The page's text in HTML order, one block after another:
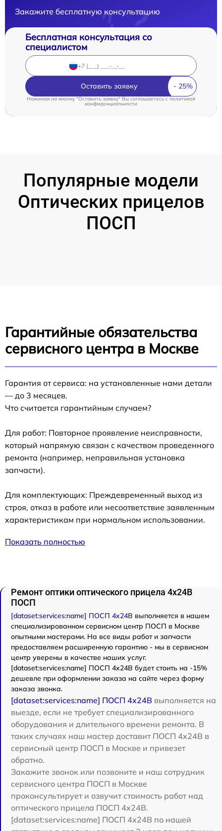
Закажите бесплатную консультацию
Бесплатная консультация со
специалистом
Оставить заявку
Нажимая на кнопку "Оставить заявку" Вы соглашаетесь c политикой
конфиденциальности
Популярные модели
Оптических прицелов
ПОСП
Гарантийные обязательства
сервисного центра в Москве
Гарантия от сервиса: на установленные нами детали
— до 3 месяцев.
Что считается гарантийным случаем?
Для работ: Повторное проявление неисправности,
который напрямую связан с качеством проведенного
ремонта (например, неправильная установка
запчасти).
Для комплектующих: Преждевременный выход из
строя, отказ в работе или несоответствие заявленным
характеристикам при нормальном использовании.
Показать полностью
Ремонт оптики оптического прицела 4x24B
ПОСП
[dataset:services:name] ПОСП 4x24B выполняется в нашем
специализированном сервисном центр ПОСП в Москве
опытными мастерами. На все виды работ и запчасти
предоставляем расширенную гарантию - мы в сервисном
центр уверены в качестве наших услуг.
[dataset:services:name] ПОСП 4x24B будет стоить на -15%
дешевле при оформлении заказа на сайте через форму
заказа звонка.
[dataset:services:name] ПОСП 4x24B выполняется на
выезде, если не требует специализированного
оборудования и длительного времени ремонта. В
таких случаях наш мастер доставит ПОСП 4x24B в
сервисный центр ПОСП в Москве и привезет
обратно.
Закажите звонок или позвоните и наш сотрудник
сервисного центра ПОСП в Москве
проконсультирует и озвучит стоимость работ над
оптического прицела ПОСП 4x24B.
[dataset:services:name] ПОСП 4x24B по нашей